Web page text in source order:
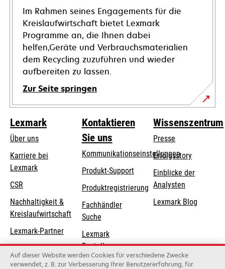
Im Rahmen seines Engagements für die
Kreislaufwirtschaft bietet Lexmark
Programme an, die Ihnen dabei
helfen,Geräte und Verbrauchsmaterialien
dem Recycling zuzuführen und wieder
aufbereiten zu lassen.
Zur Seite springen
Lexmark
Über uns
Karriere bei
Lexmark
CSR
Nachhaltigkeit &
Kreislaufwirtschaft
Lexmark-Partner
Kontaktieren
Sie uns
Kommunikationseinstellungen
wird
in
einer
neuen
Registerkarte
geöffnet
Produkt-Supportwird
einer
neuen
Produktregistrierung
Fachhändler
Suche
Lexmark
Bestellungen
Lexmark
Wissenszentrum
Presse
Erfolgsstory
Einblicke der
Analysten
Lexmark Blog
Auf dieser Website werden Cookies für verschiedene Zwecke
verwendet, z. B. zur Verbesserung Ihrer Benutzererfahrung, für